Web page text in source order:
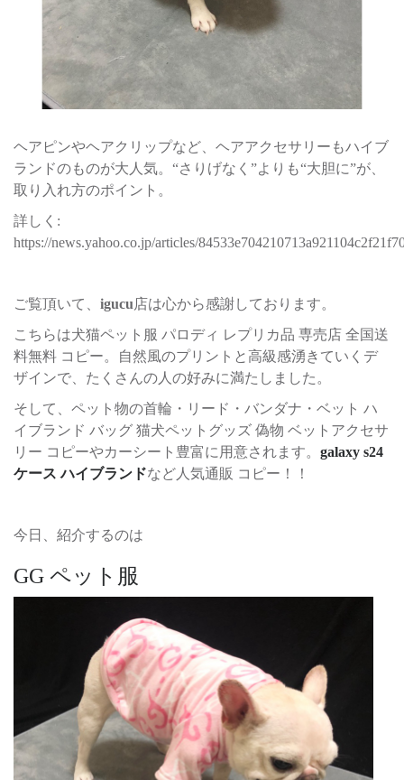
ヘアピンやヘアクリップなど、ヘアアクセサリーもハイブ
ランドのものが大人気。“さりげなく”よりも“大胆に”が、
取り入れ方のポイント。
詳しく:
https://news.yahoo.co.jp/articles/
ご覧頂いて、 igucu店は心から感謝しております。
こちらは犬猫ペット服 パロディ レプリカ品 専売店 全国送
料無料 コピー。自然風のプリントと高級感湧きていくデ
ザインで、たくさんの人の好みに満たしました。
そして、ペット物の首輪・リード・バンダナ・ベット ハ
イブランド バッグ 猫犬ペットグッズ 偽物 ベットアクセサ
リー コピーやカーシート豊富に用意されます。 galaxy s24
ケース ハイブランドなど人気通販 コピー！！
今日、紹介するのは
GG ペット服